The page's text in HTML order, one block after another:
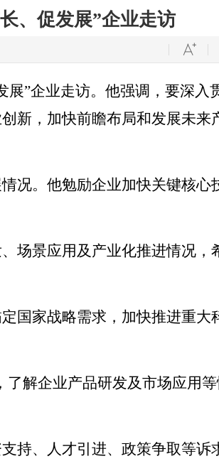
、促发展”企业走访
”企业走访。他强调，要深入
新，加快前瞻布局和发展未来
况。他勉励企业加快关键核心
场景应用及产业化推进情况，
国家战略需求，加快推进重大
解企业产品研发及市场应用
持、人才引进、政策争取等诉